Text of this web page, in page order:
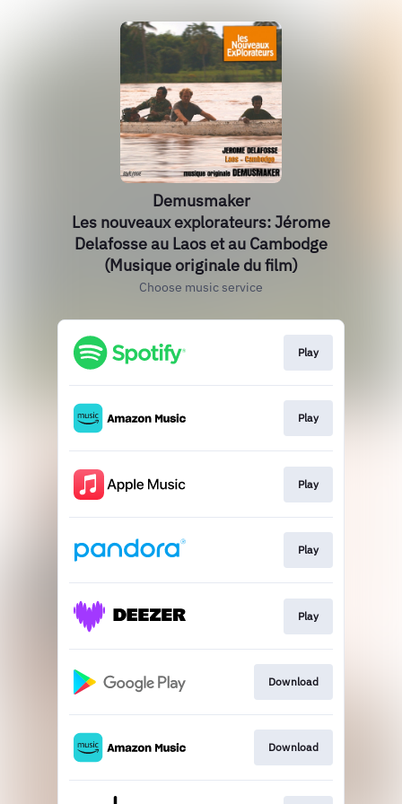
Demusmaker
Les nouveaux explorateurs: Jérome
Delafosse au Laos et au Cambodge
(Musique originale du film)
Choose music service
Play
Play
Play
Play
Play
Download
Download